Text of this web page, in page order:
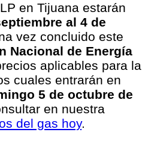
en Tijuana estarán
al 4 de
vez concluido este
Nacional de Energía
aplicables para la
cuales entrarán en
5 de octubre de
en nuestra
del gas hoy.